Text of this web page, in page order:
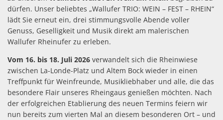
dürfen. Unser beliebtes „Wallufer TRIO: WEIN – FEST – RHEIN“
lädt Sie erneut ein, drei stimmungsvolle Abende voller
Genuss, Geselligkeit und Musik direkt am malerischen
Wallufer Rheinufer zu erleben.
Vom 16. bis 18. Juli 2026 verwandelt sich die Rheinwiese
zwischen La-Londe-Platz und Altem Bock wieder in einen
Treffpunkt für Weinfreunde, Musikliebhaber und alle, die das
besondere Flair unseres Rheingaus genießen möchten. Nach
der erfolgreichen Etablierung des neuen Termins feiern wir
nun bereits zum vierten Mal an diesem besonderen Ort – und